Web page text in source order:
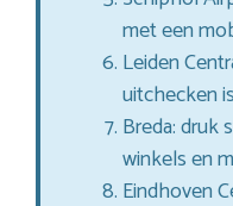
met een
Leiden
uitchecken
Breda: druk
winkels en
Eindhoven